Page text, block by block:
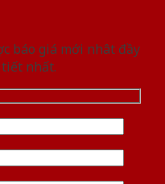
báo giá mới nhât đầy
nhất.